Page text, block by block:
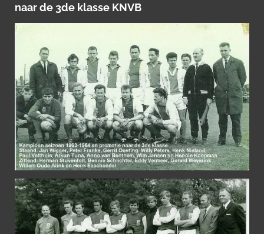
naar de 3de klasse KNVB